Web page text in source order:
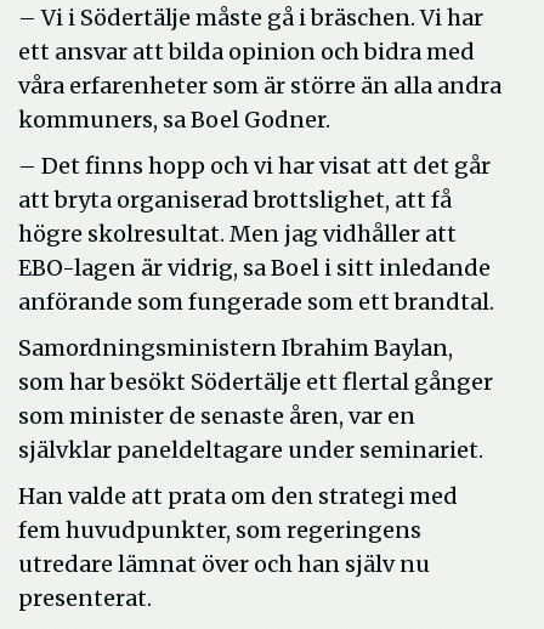
– Vi i Södertälje måste gå i bräschen. Vi har
ett ansvar att bilda opinion och bidra med
våra erfarenheter som är större än alla andra
kommuners, sa Boel Godner.
– Det finns hopp och vi har visat att det går
att bryta organiserad brottslighet, att få
högre skolresultat. Men jag vidhåller att
EBO-lagen är vidrig, sa Boel i sitt inledande
anförande som fungerade som ett brandtal.
Samordningsministern Ibrahim Baylan,
som har besökt Södertälje ett flertal gånger
som minister de senaste åren, var en
självklar paneldeltagare under seminariet.
Han valde att prata om den strategi med
fem huvudpunkter, som regeringens
utredare lämnat över och han själv nu
presenterat.